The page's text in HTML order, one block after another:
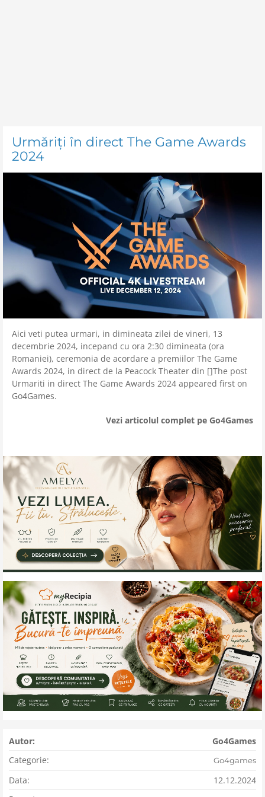
Urmăriți în direct The Game Awards
2024
Aici veti putea urmari, in dimineata zilei de vineri, 13
decembrie 2024, incepand cu ora 2:30 dimineata (ora
Romaniei), ceremonia de acordare a premiilor The Game
Awards 2024, in direct de la Peacock Theater din []The post
Urmariti in direct The Game Awards 2024 appeared first on
Go4Games.
Vezi articolul complet pe Go4Games
Autor:
Go4Games
Categorie:
Go4games
Data:
12.12.2024